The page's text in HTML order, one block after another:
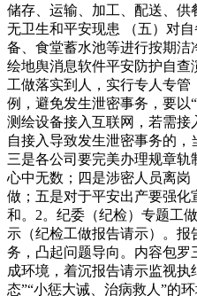
储存、运输、加工、配送、供
无卫生和平安现患 （五）对
备、食堂蓄水池等进行按期洁
绘地舆消息软件平安防护自
工做落实到人，实行专人专
例，避免发生泄密事务，要以
测绘设备接入互联网，若需
自接入导致发生泄密事务的，
三是各公司要完美办理规章轨
心中无数；四是涉密人员离
做；五是对于平安出产要强
和。2。纪委（纪检）专题工
示（纪检工做报告请示）。报
务，凸起问题导向。内容包
成环境，着沉报告请示监视
态”“小惩大诫、治病救人”的